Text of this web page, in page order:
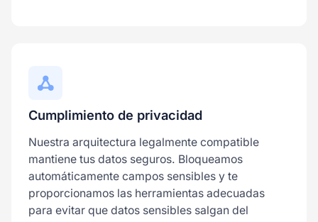
Cumplimiento de privacidad
Nuestra arquitectura legalmente compatible
mantiene tus datos seguros. Bloqueamos
automáticamente campos sensibles y te
proporcionamos las herramientas adecuadas
para evitar que datos sensibles salgan del